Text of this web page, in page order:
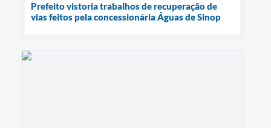
Prefeito vistoria trabalhos de recuperação de
vias feitos pela concessionária Águas de Sinop